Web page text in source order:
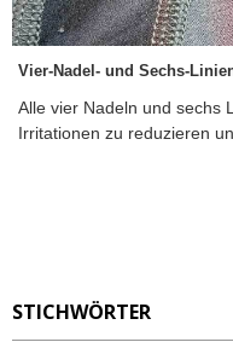
Vier-Nadel- und Sechs-
Alle vier Nadeln und sechs
Irritationen zu reduzieren
STICHWÖRTER